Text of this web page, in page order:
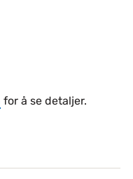
for å se detaljer.